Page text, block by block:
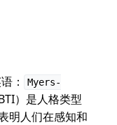
：
Myers-
）是人格类型
明人们在感知和